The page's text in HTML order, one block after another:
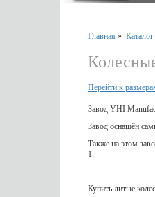
Главная »
Перейти к
Завод YHI
Завод оснащён
Также на этом
1.
Купить литые